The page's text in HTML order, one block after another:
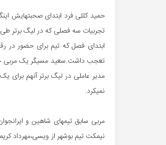
حمید کللی فرد ابتدای صحبتهایش
تجربیات سه فصلی که در لیگ برتر
تعجب داشت.سعید مسیگر یک مربی
مدیر عاملی در لیگ برتر آنهم
نمیکرد.
مربی سابق تیمهای شاهین و
نیمکت تیم بوشهر از ویسی،مهرداد